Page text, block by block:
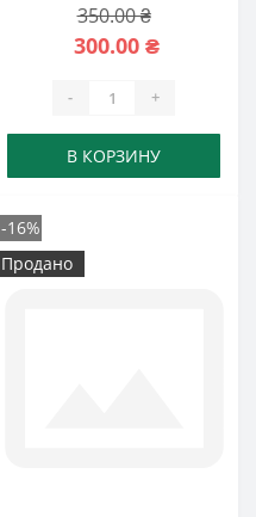
350.00 ₴
300.00 ₴
- +
В КОРЗИНУ
-16%
Продано